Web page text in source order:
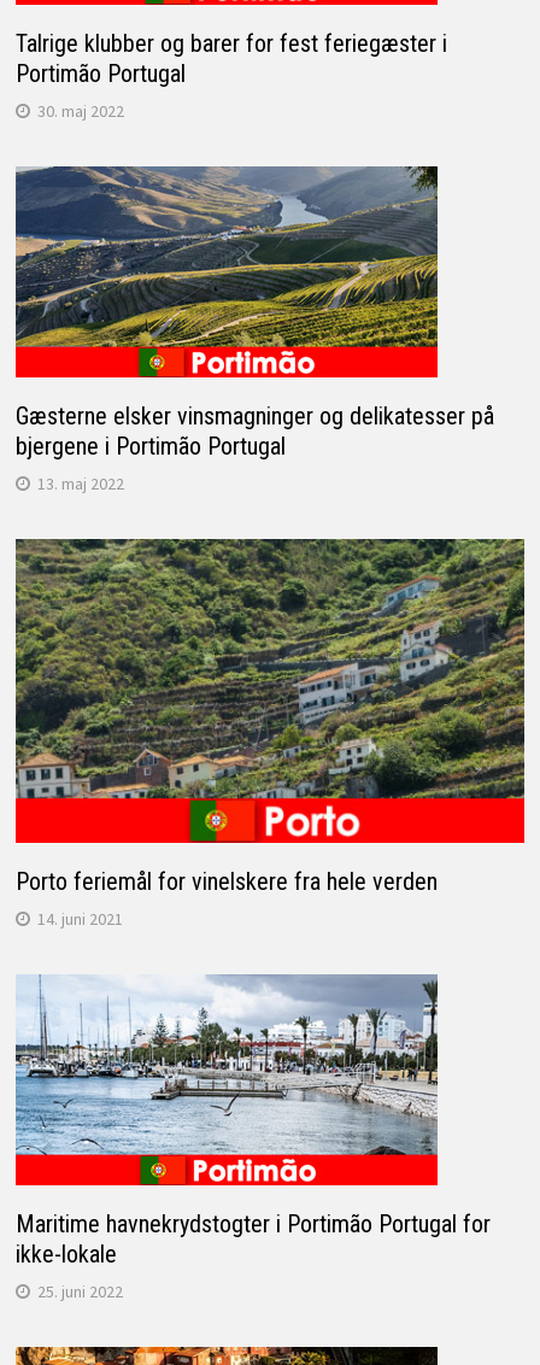
Talrige klubber og barer for fest feriegæster i
Portimão Portugal
30. maj 2022
Gæsterne elsker vinsmagninger og delikatesser på
bjergene i Portimão Portugal
13. maj 2022
Porto feriemål for vinelskere fra hele verden
14. juni 2021
Maritime havnekrydstogter i Portimão Portugal for
ikke-lokale
25. juni 2022